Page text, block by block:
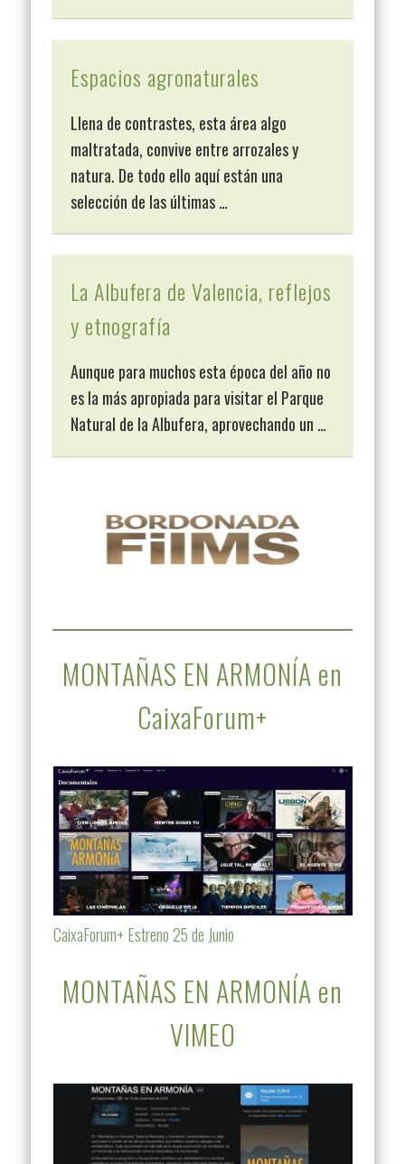
Espacios agronaturales
Llena de contrastes, esta área algo
maltratada, convive entre arrozales y
natura. De todo ello aquí están una
selección de las últimas …
La Albufera de Valencia, reflejos
y etnografía
Aunque para muchos esta época del año no
es la más apropiada para visitar el Parque
Natural de la Albufera, aprovechando un …
MONTAÑAS EN ARMONÍA en
CaixaForum+
CaixaForum+ Estreno 25 de Junio
MONTAÑAS EN ARMONÍA en
VIMEO